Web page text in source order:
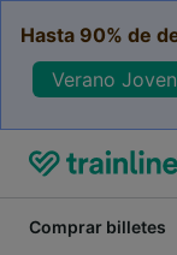
Hasta 90% de
Verano
Comprar billetes